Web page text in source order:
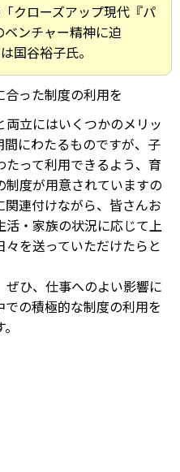
クローズアップ現代『パ
ンチャー精神に迫
国谷裕子氏。
った制度の利用を
立にはいくつかのメリッ
間にわたるものですが、子
って利用できるよう、育
度が用意されていますの
連付けながら、皆さんお
・家族の状況に応じて上
を送っていただけたらと
ひ、仕事へのよい影響に
の積極的な制度の利用を